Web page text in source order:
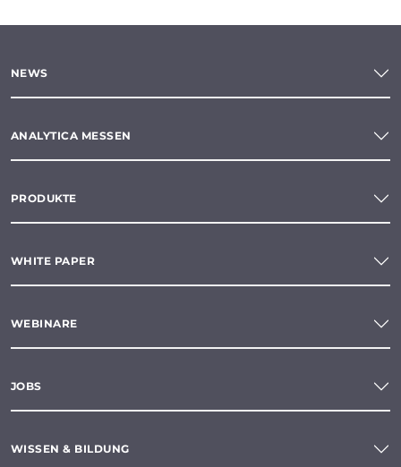
NEWS
ANALYTICA MESSEN
PRODUKTE
WHITE PAPER
WEBINARE
JOBS
WISSEN & BILDUNG